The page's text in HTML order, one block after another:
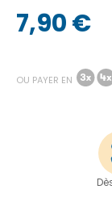
7,90 €
OU PAYER EN